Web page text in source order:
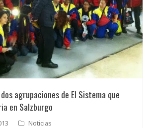
agrupaciones de El Sistema que
en Salzburgo
Noticias